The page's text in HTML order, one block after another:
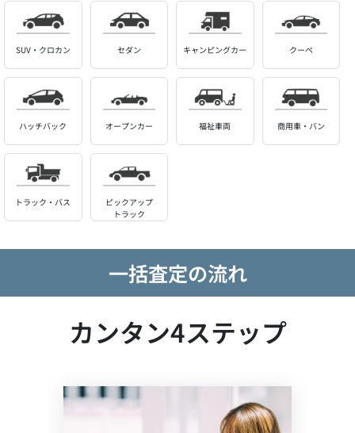
SUV・クロカン セダン キャンピングカー クーペ
ハッチバック オープンカー 福祉車両 商用車・バン
トラック・バス
ピックアップ
トラック
一括査定の流れ
カンタン4ステップ